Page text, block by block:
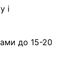
і
до 15-20